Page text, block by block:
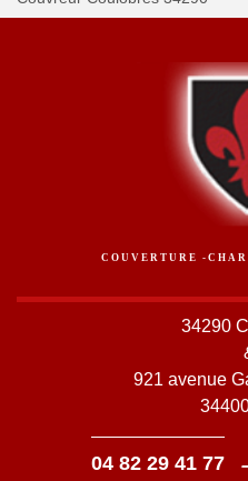
COUVERTURE -
34290
921 avenue
04 82 29 41 77 -